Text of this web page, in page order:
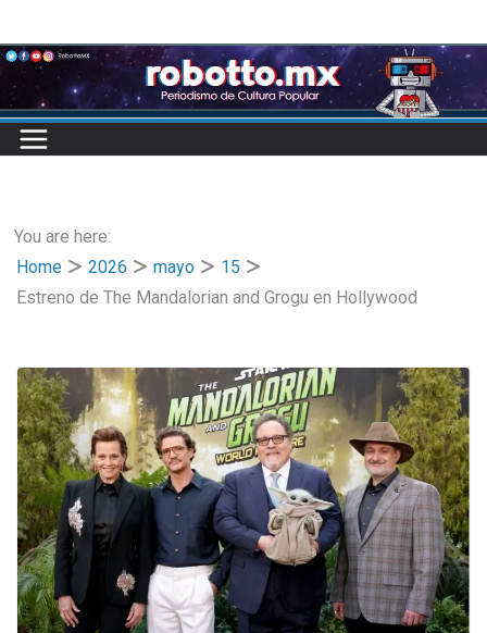
to
content
You are here:
Home
2026 mayo
15
Estreno de The Mandalorian and Grogu en Hollywood